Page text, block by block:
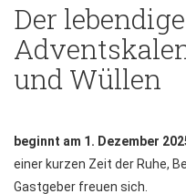
Der lebendige
und Wüllen
beginnt am 1. Dezember
einer kurzen Zeit der Ruhe,
Gastgeber freuen sich.